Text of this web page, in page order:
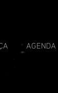
AGENDA